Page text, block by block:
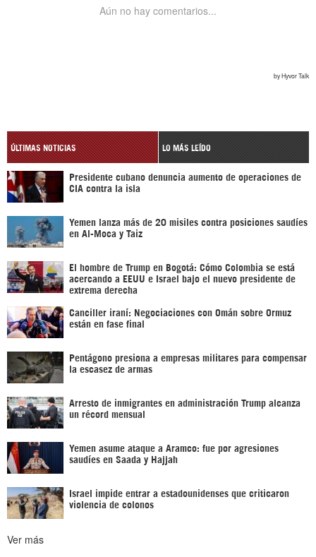
ÚLTIMAS NOTICIAS LO MÁS LEÍDO
Presidente cubano denuncia aumento de operaciones de
CIA contra la isla
Yemen lanza más de 20 misiles contra posiciones saudíes
en Al-Moca y Taiz
El hombre de Trump en Bogotá: Cómo Colombia se está
acercando a EEUU e Israel bajo el nuevo presidente de
extrema derecha
Canciller iraní: Negociaciones con Omán sobre Ormuz
están en fase final
Pentágono presiona a empresas militares para compensar
la escasez de armas
Arresto de inmigrantes en administración Trump alcanza
un récord mensual
Yemen asume ataque a Aramco: fue por agresiones
saudíes en Saada y Hajjah
Israel impide entrar a estadounidenses que criticaron
violencia de colonos
Ver más